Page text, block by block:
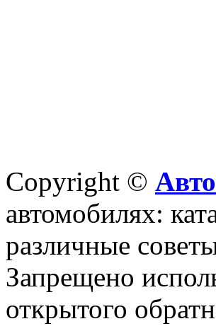
Copyright ©
автомобилях:
различные
Запрещено
открытого